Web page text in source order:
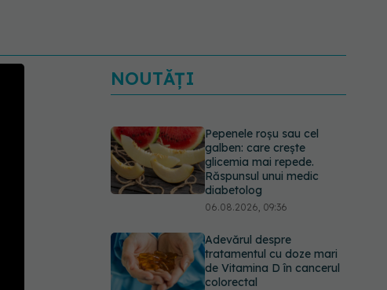
NOUTĂȚI
Pepenele roșu sau cel
galben: care crește
glicemia mai repede.
Răspunsul unui medic
diabetolog
06.08.2026, 09:36
Adevărul despre
tratamentul cu doze mari
de Vitamina D în cancerul
colorectal